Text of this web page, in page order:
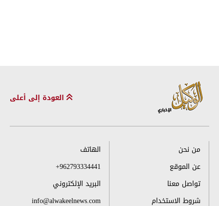
العودة إلى أعلى
من نحن
عن الموقع
تواصل معنا
شروط الاستخدام
الهاتف
+962793334441
البريد الإلكتروني
info@alwakeelnews.com